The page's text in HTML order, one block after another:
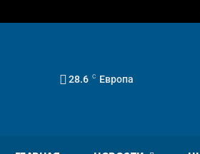
28.6 C Европа